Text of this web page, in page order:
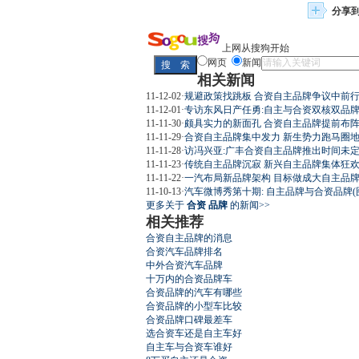
分享
上网从搜狗开始
网页
新闻
相关新闻
11-12-02·规避政策找跳板 合资自主品牌争议中前行
11-12-01 ·专访东风日产任勇:自主与合资双核双品牌
11-11-30·颇具实力的新面孔 合资自主品牌提前布阵
11-11-29·合资自主品牌集中发力 新生势力跑马圈地
11-11-28·访冯兴亚:广丰合资自主品牌推出时间未定
11-11-23·传统自主品牌沉寂 新兴自主品牌集体狂欢
11-11-22·一汽布局新品牌架构 目标做成大自主品牌
11-10-13·汽车微博秀第十期: 自主品牌与合资品牌(
更多关于 合资 品牌 的新闻>>
相关推荐
合资自主品牌的消息
合资汽车品牌排名
中外合资汽车品牌
十万内的合资品牌车
合资品牌的汽车有哪些
合资品牌的小型车比较
合资品牌口碑最差车
选合资车还是自主车好
自主车与合资车谁好